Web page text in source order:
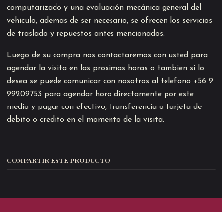
computarizado y una evaluación mecánica general del
vehiculo, ademas de ser necesario, se ofrecen los servicios
de traslado y repuestos antes mencionados.
Luego de su compra nos contactaremos con usted para
agendar la visita en las proximas horas o tambien si lo
desea se puede comunicar con nosotros al telefono +56 9
99209753 para agendar hora directamente por este
medio y pagar con efectivo, transferencia o tarjeta de
debito o credito en el momento de la visita.
COMPARTIR ESTE PRODUCTO